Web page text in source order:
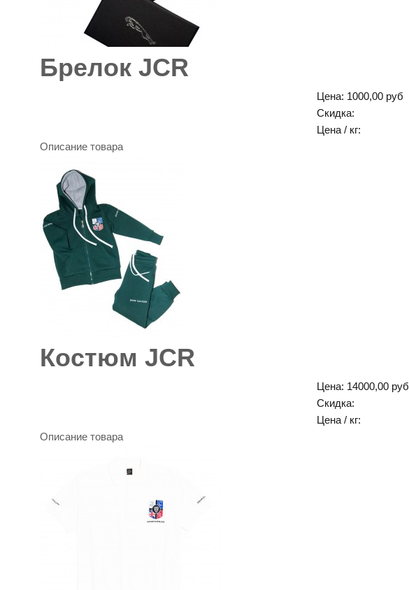
Брелок JCR
Цена: 1000,00 руб
Скидка:
Цена / кг:
Описание товара
Костюм JCR
Цена: 14000,00 руб
Скидка:
Цена / кг:
Описание товара